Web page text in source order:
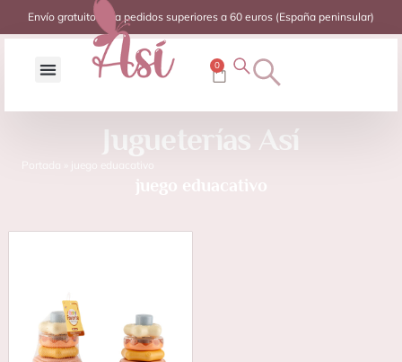
Envío gratuito para pedidos superiores a 60 euros (España peninsular)
0
Jugueterías Así
Portada juego eduacativo